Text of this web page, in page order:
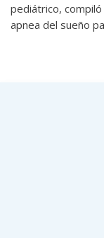
pediátrico,
apnea del sueño